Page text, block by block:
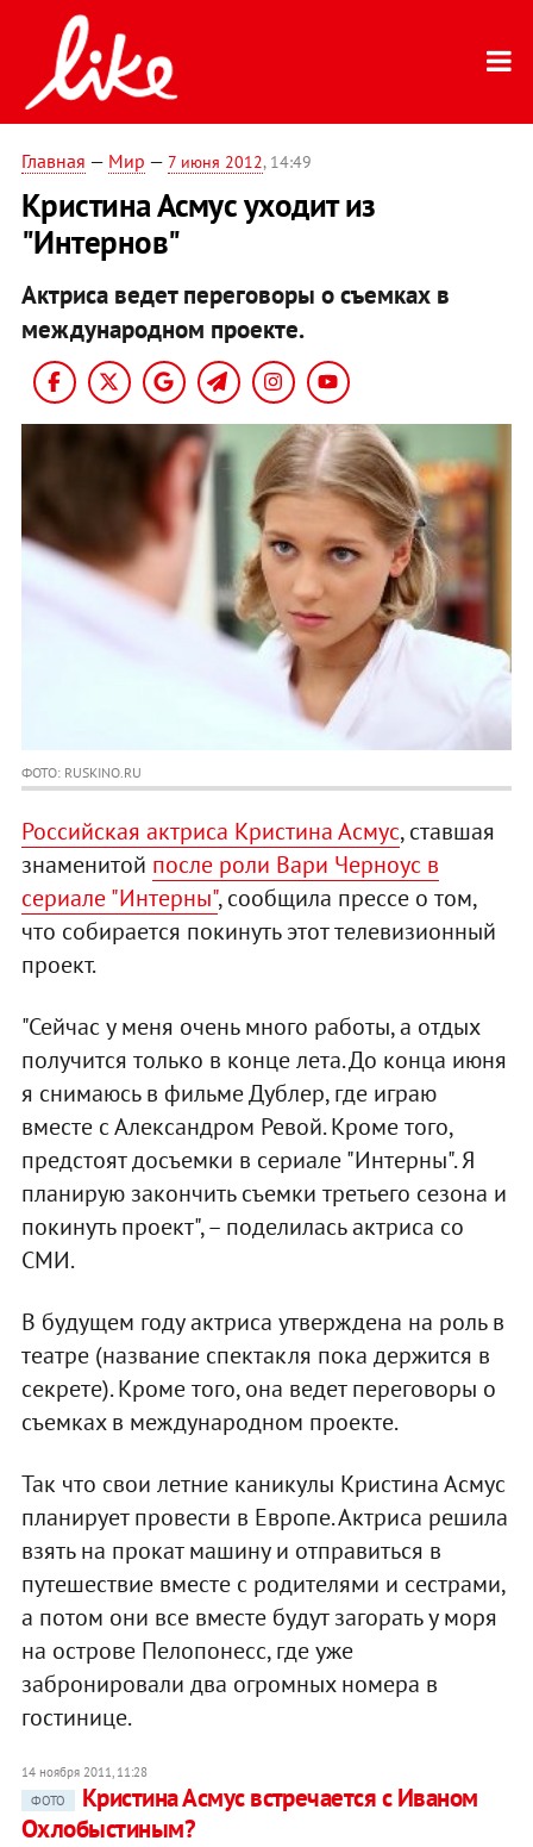
Главная — Мир — 7 июня 2012, 14:49
Кристина Асмус уходит из
"Интернов"
Актриса ведет переговоры о съемках в
международном проекте.
ФОТО: RUSKINO.RU
Российская актриса Кристина Асмус, ставшая
знаменитой после роли Вари Черноус в
сериале "Интерны", сообщила прессе о том,
что собирается покинуть этот телевизионный
проект.
"Сейчас у меня очень много работы, а отдых
получится только в конце лета. До конца июня
я снимаюсь в фильме Дублер, где играю
вместе с Александром Ревой. Кроме того,
предстоят досъемки в сериале "Интерны". Я
планирую закончить съемки третьего сезона и
покинуть проект", – поделилась актриса со
СМИ.
В будущем году актриса утверждена на роль в
театре (название спектакля пока держится в
секрете). Кроме того, она ведет переговоры о
съемках в международном проекте.
Так что свои летние каникулы Кристина Асмус
планирует провести в Европе. Актриса решила
взять на прокат машину и отправиться в
путешествие вместе с родителями и сестрами,
а потом они все вместе будут загорать у моря
на острове Пелопонесс, где уже
забронировали два огромных номера в
гостинице.
14 ноября 2011, 11:28
ФОТО
Кристина Асмус встречается с Иваном
Охлобыстиным?